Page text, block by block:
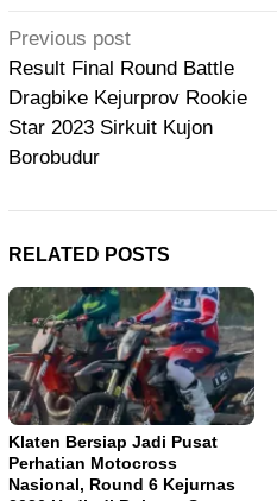
Post
navigation
Previous post
Result Final Round Battle
Dragbike Kejurprov Rookie
Star 2023 Sirkuit Kujon
Borobudur
RELATED POSTS
Klaten Bersiap Jadi Pusat
Perhatian Motocross
Nasional, Round 6 Kejurnas